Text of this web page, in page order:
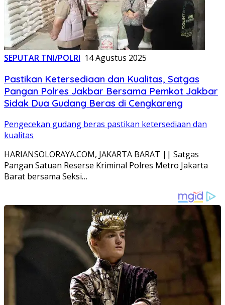
SEPUTAR TNI/POLRI 14 Agustus 2025
Pastikan Ketersediaan dan Kualitas, Satgas
Pangan Polres Jakbar Bersama Pemkot Jakbar
Sidak Dua Gudang Beras di Cengkareng
Pengecekan gudang beras pastikan ketersediaan dan
kualitas
HARIANSOLORAYA.COM, JAKARTA BARAT || Satgas
Pangan Satuan Reserse Kriminal Polres Metro Jakarta
Barat bersama Seksi…